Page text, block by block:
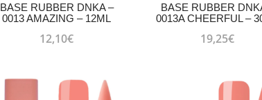
BASE RUBBER DNKA –
0013 AMAZING – 12ML
12,10€
BASE RUBBER
0013A CHEERFUL –
19,25€